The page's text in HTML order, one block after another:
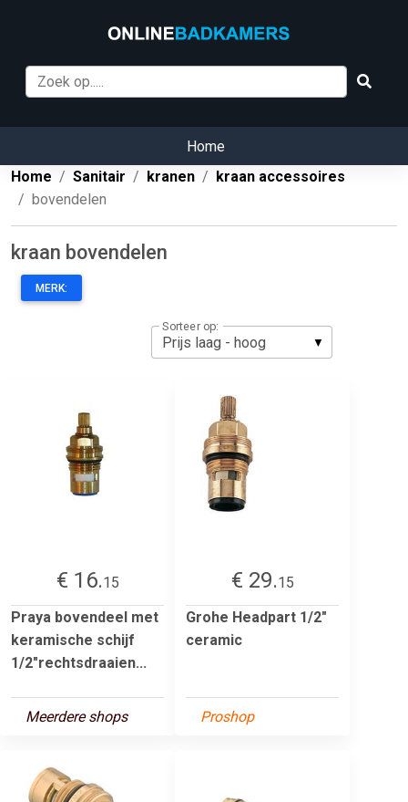
Home
Home
Sanitair kranen
kraan accessoires
bovendelen
kraan bovendelen
MERK:
Sorteer op:
€ 16.15
Praya bovendeel met
keramische schijf
1/2"rechtsdraaien...
Meerdere shops
€ 29.15
Grohe Headpart 1/2"
ceramic
Proshop